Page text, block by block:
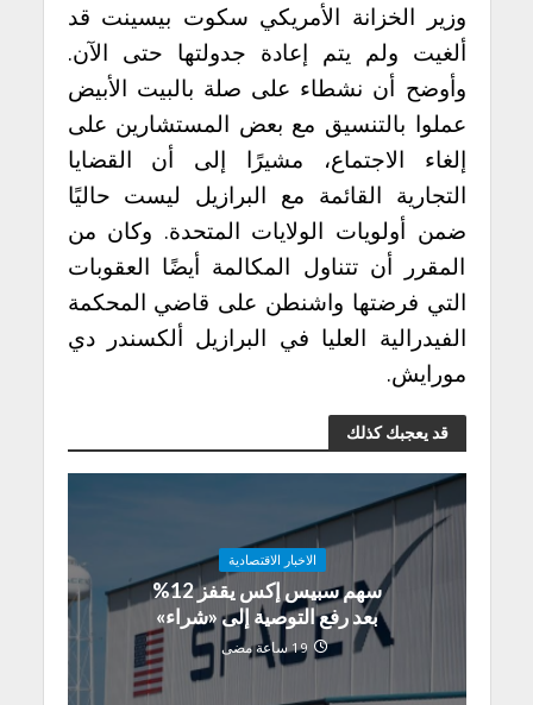
وزير الخزانة الأمريكي سكوت بيسينت قد
ألغيت ولم يتم إعادة جدولتها حتى الآن.
وأوضح أن نشطاء على صلة بالبيت الأبيض
عملوا بالتنسيق مع بعض المستشارين على
إلغاء الاجتماع، مشيرًا إلى أن القضايا
التجارية القائمة مع البرازيل ليست حاليًا
ضمن أولويات الولايات المتحدة. وكان من
المقرر أن تتناول المكالمة أيضًا العقوبات
التي فرضتها واشنطن على قاضي المحكمة
الفيدرالية العليا في البرازيل ألكسندر دي
مورايش.
قد يعجبك كذلك
الاخبار الاقتصادية
سهم سبيس إكس يقفز 12%
بعد رفع التوصية إلى «شراء»
19 ساعة مضى